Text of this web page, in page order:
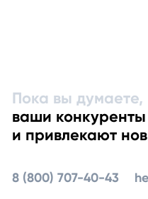
Пока вы думаете,
ваши
и привлекают
8 (800) 707-40-43